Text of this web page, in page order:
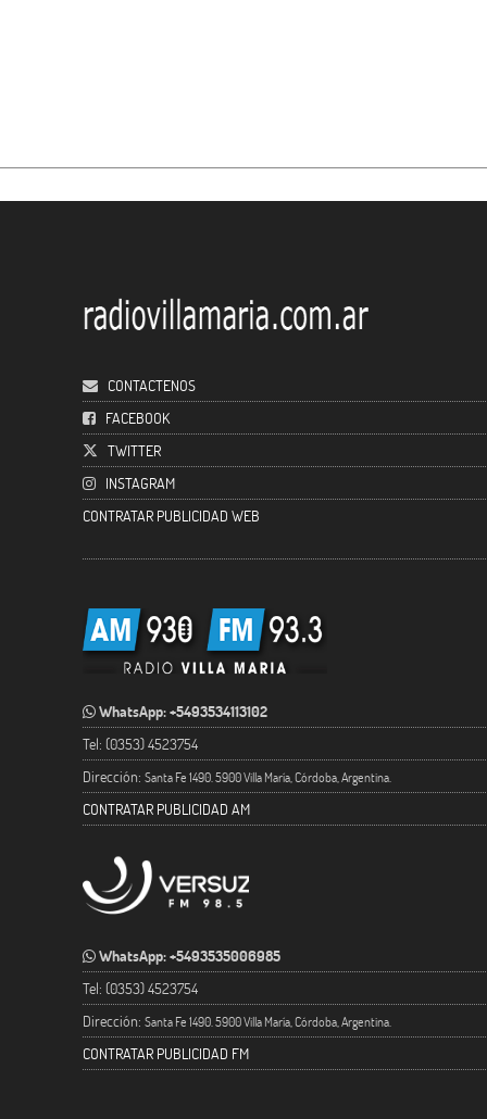
CONTACTENOS
FACEBOOK
TWITTER
INSTAGRAM
CONTRATAR PUBLICIDAD WEB
WhatsApp: +5493534113102
Tel: (0353) 4523754
Dirección: Santa Fe 1490. 5900 Villa María, Córdoba, Argentina.
CONTRATAR PUBLICIDAD AM
WhatsApp: +5493535006985
Tel: (0353) 4523754
Dirección: Santa Fe 1490. 5900 Villa María, Córdoba, Argentina.
CONTRATAR PUBLICIDAD FM